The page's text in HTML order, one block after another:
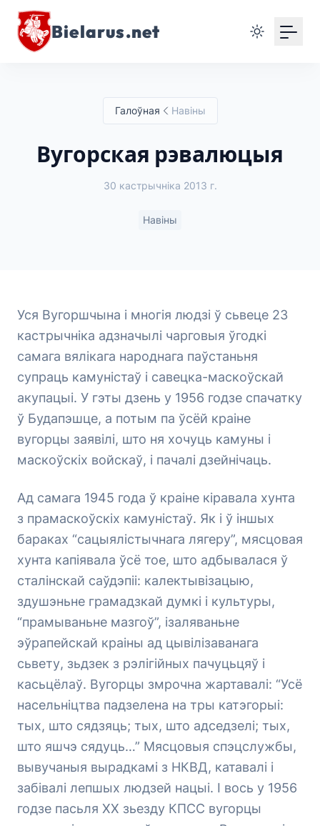
Bielarus.net
Галоўная Навіны
Вугорская рэвалюцыя
30 кастрычніка 2013 г.
Навіны
Уся Вугоршчына і многія людзі ў сьвеце 23
кастрычніка адзначылі чарговыя ўгодкі
самага вялікага народнага паўстаньня
супраць камуністаў і савецка-маскоўскай
акупацыі. У гэты дзень у 1956 годзе спачатку
ў Будапэшце, а потым па ўсёй краіне
вугорцы заявілі, што ня хочуць камуны і
маскоўскіх войскаў, і пачалі дзейнічаць.
Ад самага 1945 года ў краіне кіравала хунта
з прамаскоўскіх камуністаў. Як і ў іншых
бараках “сацыялістычнага лягеру”, мясцовая
хунта капіявала ўсё тое, што адбывалася ў
сталінскай саўдэпіі: калектывізацыю,
здушэньне грамадзкай думкі і культуры,
“прамываньне мазгоў”, ізаляваньне
эўрапейскай краіны ад цывілізаванага
сьвету, зьдзек з рэлігійных пачуцьцяў і
касьцёлаў. Вугорцы змрочна жартавалі: “Усё
насельніцтва падзелена на тры катэгорыі:
тых, што сядзяць; тых, што адседзелі; тых,
што яшчэ сядуць…” Мясцовыя спэцслужбы,
вывучаныя вырадкамі з НКВД, катавалі і
забівалі лепшых людзей нацыі. І вось у 1956
годзе пасьля ХХ зьезду КПСС вугорцы